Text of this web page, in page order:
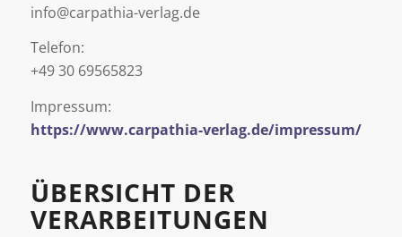
info@carpathia-verlag.de
Telefon:
+49 30 69565823
Impressum:
https://www.carpathia-verlag.de/impressum/
ÜBERSICHT DER
VERARBEITUNGEN